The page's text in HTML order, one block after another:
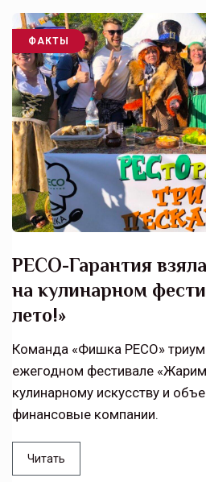
ФАКТЫ
РЕСО-Гарантия
на кулинарном
лето!»
Команда «Фишка РЕСО»
ежегодном фестивале
кулинарному искусству и
финансовые компании.
Читать